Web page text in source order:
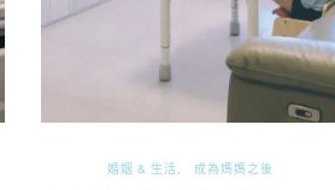
婚姻 & 生活 成為媽媽之後